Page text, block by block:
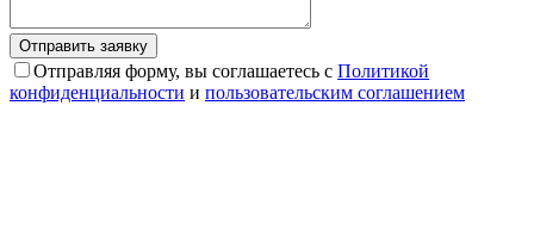
Отправляя форму, вы соглашаетесь с Политикой
конфиденциальности и пользовательским соглашением